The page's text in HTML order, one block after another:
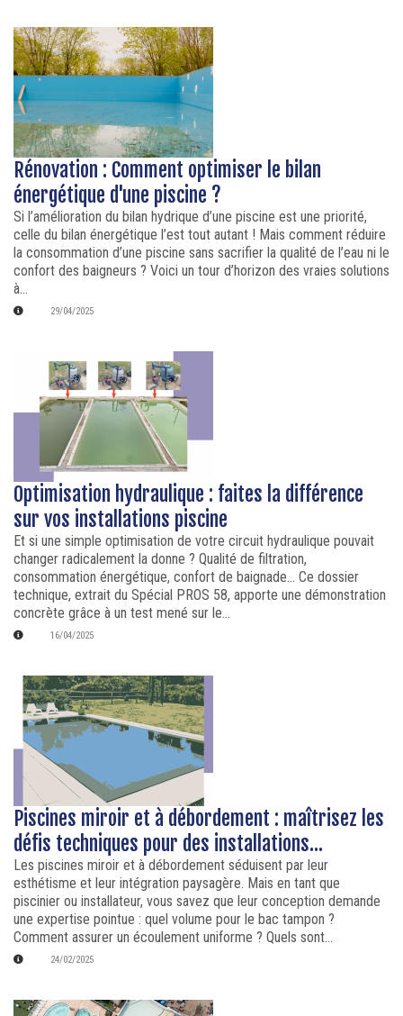
Rénovation : Comment optimiser le bilan
énergétique d'une piscine ?
Si l’amélioration du bilan hydrique d’une piscine est une priorité,
celle du bilan énergétique l’est tout autant ! Mais comment réduire
la consommation d’une piscine sans sacrifier la qualité de l’eau ni le
confort des baigneurs ? Voici un tour d’horizon des vraies solutions
à...
29/04/2025
Optimisation hydraulique : faites la différence
sur vos installations piscine
Et si une simple optimisation de votre circuit hydraulique pouvait
changer radicalement la donne ? Qualité de filtration,
consommation énergétique, confort de baignade... Ce dossier
technique, extrait du Spécial PROS 58, apporte une démonstration
concrète grâce à un test mené sur le...
16/04/2025
Piscines miroir et à débordement : maîtrisez les
défis techniques pour des installations...
Les piscines miroir et à débordement séduisent par leur
esthétisme et leur intégration paysagère. Mais en tant que
piscinier ou installateur, vous savez que leur conception demande
une expertise pointue : quel volume pour le bac tampon ?
Comment assurer un écoulement uniforme ? Quels sont...
24/02/2025